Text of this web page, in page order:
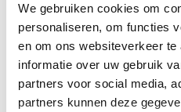
We gebruiken cookies om
personaliseren, om functies
en om ons websiteverkeer
informatie over uw gebruik
partners voor social media,
partners kunnen deze
vullen. Na afloop van
ontvangen de
een beschrijving van
tips voor gebruik van
Datum: binnenkort